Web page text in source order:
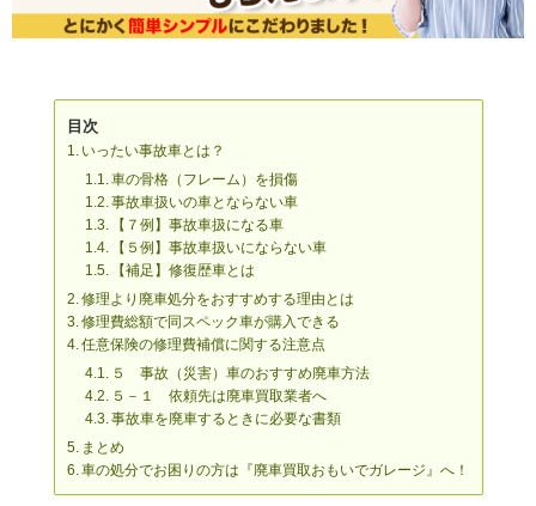
目次
いったい事故車とは？
車の骨格（フレーム）を損傷
事故車扱いの車とならない車
【７例】事故車扱になる車
【５例】事故車扱いにならない車
【補足】修復歴車とは
修理より廃車処分をおすすめする理由とは
修理費総額で同スペック車が購入できる
任意保険の修理費補償に関する注意点
５ 事故（災害）車のおすすめ廃車方法
５－１ 依頼先は廃車買取業者へ
事故車を廃車するときに必要な書類
まとめ
車の処分でお困りの方は『廃車買取おもいでガレージ』へ！